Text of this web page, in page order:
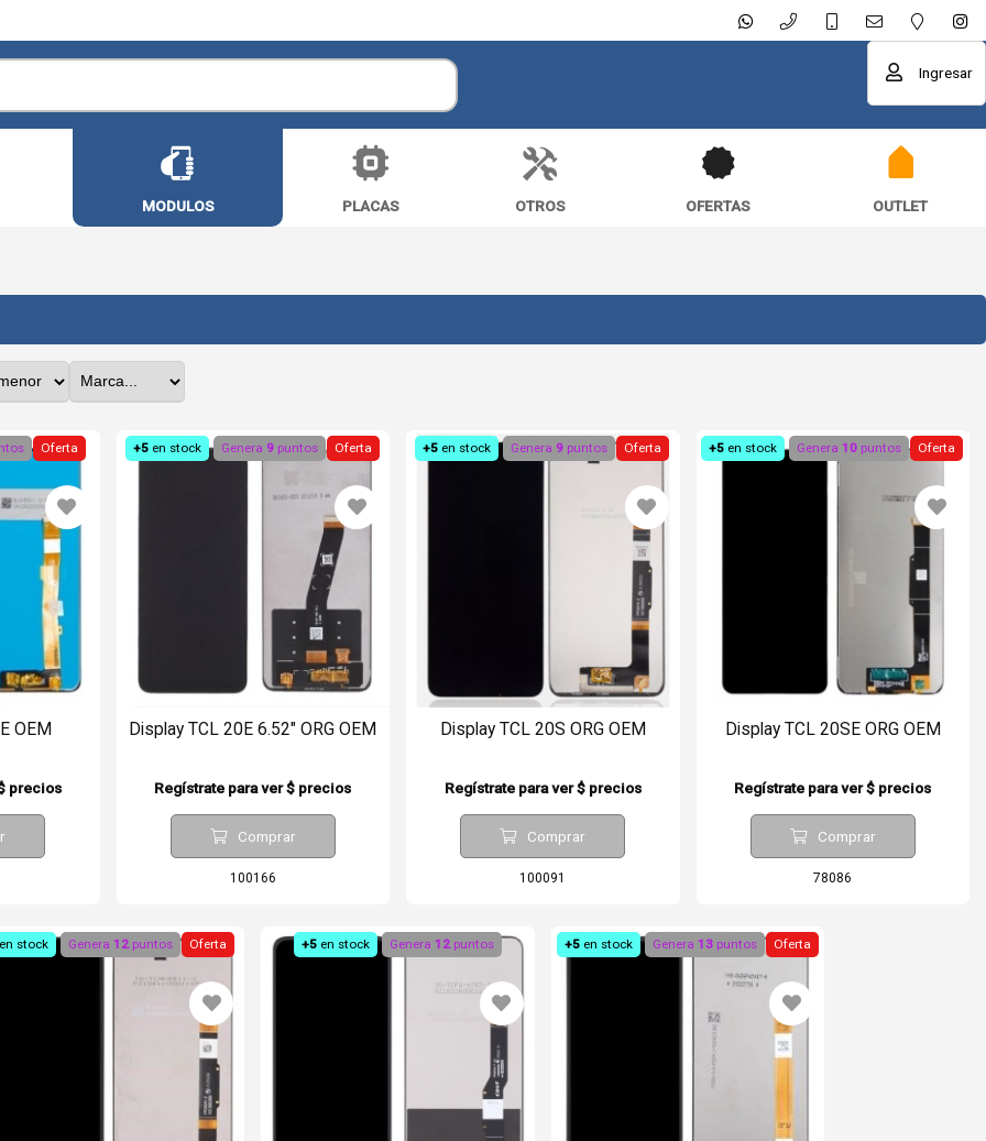
Ingresar
MODULOS PLACAS OTROS OFERTAS OUTLET
Oferta
OEM
precios
+5 en stock Genera 9puntos Oferta
Display TCL 20E 6.52" ORG OEM
Regístrate para ver $ precios
Comprar
100166
+5 en stock Genera9 puntos Oferta
Display TCL 20S ORG OEM
Regístrate para ver $ precios
Comprar
100091
+5 en stock Genera10 puntos Oferta
Display TCL 20SE ORG OEM
Regístrate para ver $ precios
Comprar
78086
en stock Genera 12puntos Oferta +5 en stock Genera 12puntos +5 en stock Genera 13puntos Oferta